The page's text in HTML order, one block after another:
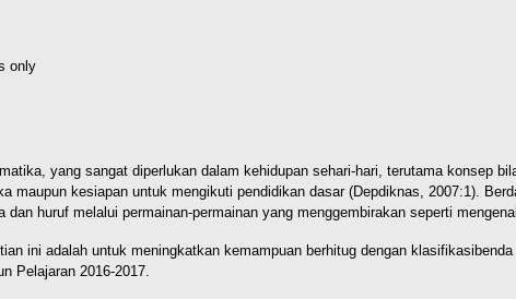
only
yang sangat diperlukan dalam kehidupan sehari-hari, terutama konsep
maupun kesiapan untuk mengikuti pendidikan dasar (Depdiknas, 2007:1).
dan huruf melalui permainan-permainan yang menggembirakan seperti
ini adalah untuk meningkatkan kemampuan berhitug dengan
Pelajaran 2016-2017.